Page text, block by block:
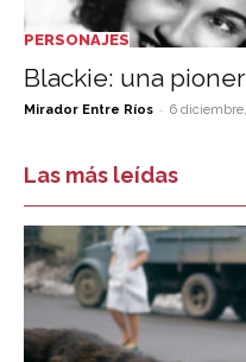
PERSONAJES
Blackie: una
Mirador Entre Ríos - 6
Las más leídas